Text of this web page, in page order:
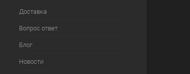
Доставка
Вопрос ответ
Блог
Новости